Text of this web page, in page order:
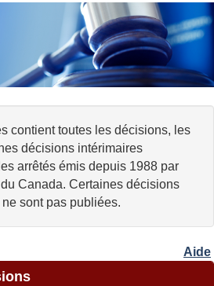
contient toutes les décisions, les
décisions intérimaires
arrêtés émis depuis 1988 par
Canada. Certaines décisions
sont pas publiées.
Aide